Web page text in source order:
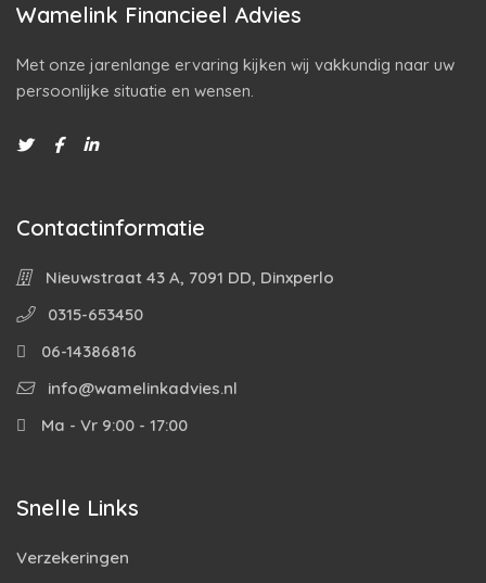
Wamelink Financieel Advies
Met onze jarenlange ervaring kijken wij vakkundig naar uw
persoonlijke situatie en wensen.
Contactinformatie
Nieuwstraat 43 A, 7091 DD, Dinxperlo
0315-653450
06-14386816
info@wamelinkadvies.nl
Ma - Vr 9:00 - 17:00
Snelle Links
Verzekeringen